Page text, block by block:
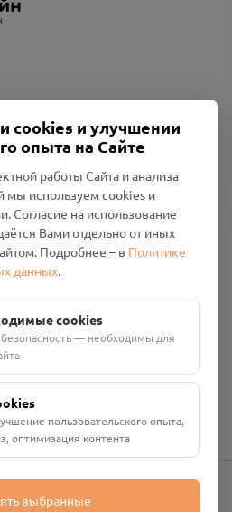
«Смоленский
Смоленская область, р-н
Западная, д. 26А, пом. 18
в АО "АЛЬФА-БАНК"
cookies и улучшении
опыта на Сайте
работы Сайта и анализа
мы используем cookies и
Согласие на использование
Вами отдельно от иных
Подробнее – в Политике
данных.
cookies
безопасность — необходимы для
пользовательского опыта,
оптимизация контента
выбранные